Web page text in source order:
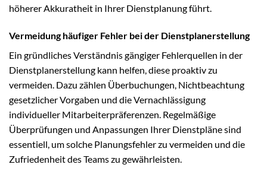
höherer Akkuratheit in Ihrer Dienstplanung führt.
Vermeidung häufiger Fehler bei der Dienstplanerstellung
Ein gründliches Verständnis gängiger Fehlerquellen in der
Dienstplanerstellung kann helfen, diese proaktiv zu
vermeiden. Dazu zählen Überbuchungen, Nichtbeachtung
gesetzlicher Vorgaben und die Vernachlässigung
individueller Mitarbeiterpräferenzen. Regelmäßige
Überprüfungen und Anpassungen Ihrer Dienstpläne sind
essentiell, um solche Planungsfehler zu vermeiden und die
Zufriedenheit des Teams zu gewährleisten.